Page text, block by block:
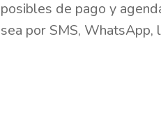
posibles de pago y
sea por SMS, WhatsApp,